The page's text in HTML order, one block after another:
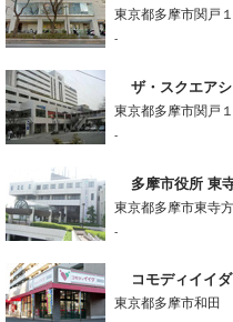
東京都多摩市関戸
-
ザ・スクエア
東京都多摩市関戸
-
多摩市役所 東
東京都多摩市東寺方
-
コモディイイ
東京都多摩市和田